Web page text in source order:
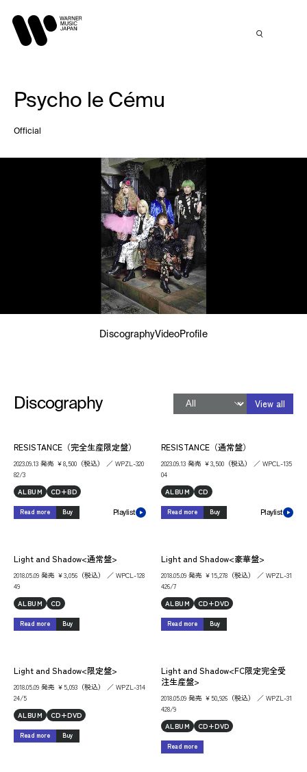
Psycho le Cému
Official
DiscographyVideoProfile
Discography View all
RESISTANCE（完全生産限定盤）
2023.09.13 発売 ￥8,500（税込） ／ WPZL-320
82/3
ALBUM
CD+BD
Read more Buy Playlist
RESISTANCE（通常盤）
2023.09.13 発売 ￥3,500（税込） ／ WPCL-135
04
ALBUM
CD
Read more Buy Playlist
Light and Shadow<通常盤>
2018.05.09 発売 ￥3,056（税込） ／ WPCL-128
49
ALBUM
CD
Read more Buy
Light and Shadow<豪華盤>
2018.05.09 発売 ￥15,278（税込） ／ WPZL-31
426/7
ALBUM
CD+DVD
Read more Buy
Light and Shadow<限定盤>
2018.05.09 発売 ￥5,093（税込） ／ WPZL-314
24/5
ALBUM
CD+DVD
Read more Buy
Light and Shadow<FC限定完全受
注生産盤>
2018.05.09 発売 ￥50,926（税込） ／ WPZL-31
428/9
ALBUM
CD+DVD
Read more